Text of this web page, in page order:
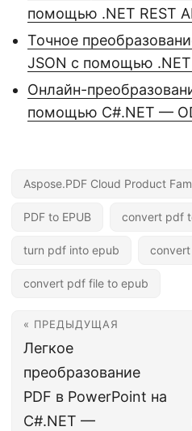
помощью .NET REST
Точное
JSON с помощью .NET
Онлайн-
помощью C#.NET —
Aspose.PDF Cloud Product
PDF to EPUB convert pdf
turn pdf into epub
convert pdf file to epub
« ПРЕДЫДУЩАЯ
Легкое
преобразование
PDF в PowerPoint на
C#.NET —